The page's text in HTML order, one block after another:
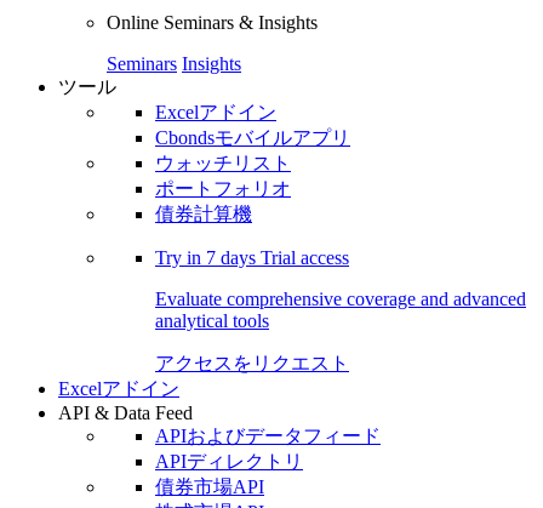
Online Seminars & Insights
Seminars Insights
ツール
Excelアドイン
Cbondsモバイルアプリ
ウォッチリスト
ポートフォリオ
債券計算機
Try in 7 days Trial access
Evaluate comprehensive coverage and advanced
analytical tools
アクセスをリクエスト
Excelアドイン
API & Data Feed
APIおよびデータフィード
APIディレクトリ
債券市場API